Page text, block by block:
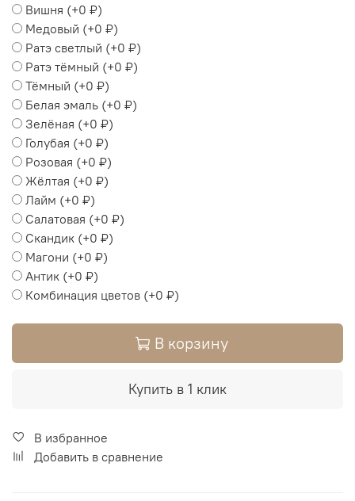
Вишня (+0 ₽)
Медовый (+0 ₽)
Ратэ светлый (+0 ₽)
Ратэ тёмный (+0 ₽)
Тёмный (+0 ₽)
Белая эмаль (+0 ₽)
Зелёная (+0 ₽)
Голубая (+0 ₽)
Розовая (+0 ₽)
Жёлтая (+0 ₽)
Лайм (+0 ₽)
Салатовая (+0 ₽)
Скандик (+0 ₽)
Магони (+0 ₽)
Антик (+0 ₽)
Комбинация цветов (+0 ₽)
В корзину
Купить в 1 клик
В избранное
Добавить в сравнение